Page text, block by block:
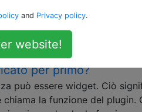
interno di
per primo?
può essere widget. Ciò
la funzione del plugin.
and Privacy policy.
website!